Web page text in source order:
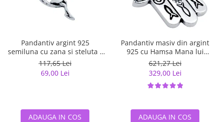
Pandantiv argint 925
semiluna cu zana si steluta -
Be Fantastic PSX0560
117,65 Lei
69,00 Lei
ADAUGA IN COS
Pandantiv masiv din argint
925 cu Hamsa Mana lui
Fatima
621,27 Lei
329,00 Lei
ADAUGA IN COS